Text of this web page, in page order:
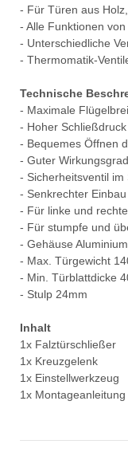
- Für Türen aus
- Alle Funktionen
- Unterschiedliche
- Thermomatik-
Technische
- Maximale
- Hoher Schließdruck
- Bequemes Öffnen
- Guter
- Sicherheitsventil im
- Senkrechter
- Für linke und
- Für stumpfe und
- Gehäuse
- Max. Türgewicht
- Min. Türblattdicke
- Stulp 24mm
Inhalt
1x Falztürschließer
1x Kreuzgelenk
1x Einstellwerkzeug
1x Montageanleitung